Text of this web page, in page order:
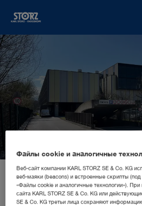
Главная О нас
Информация о компании
Территориальные подразделения
Словения, Любляна: KARL STORZ Endoskopija
СБЫТОВАЯ И МАРКЕТИНГОВАЯ КОМПАНИЯ
KARL STORZ
Файлы cookie и аналогичные
Веб-сайт компании KARL STORZ SE & Co. KG
веб-маяки (beacons) и встроенные скрипты
«Файлы cookie и аналогичные технологии»).
сайта KARL STORZ SE & Co. KG или
SE & Co. KG третьи лица сохраняют